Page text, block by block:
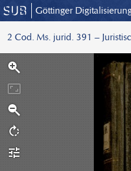
Göttinger
2 Cod. Ms. jurid. 391 –